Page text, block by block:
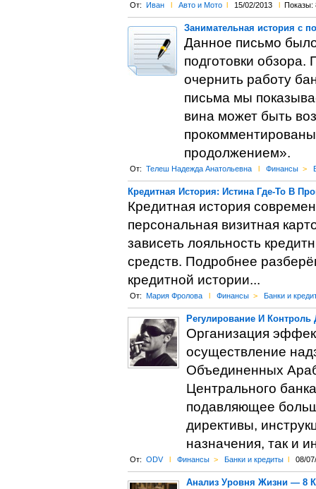
От: Иван l Авто и Мото l 15/02/2013 l Показы:
Занимательная история с
Данное письмо
подготовки
очернить работу
письма мы
вина может быть
продолжением».
От: Телеш Надежда Анатольевна l Финансы >
Кредитная История: Истина Где-То В
Кредитная история
персональная визитная
зависеть лояльность
средств. Подробнее
кредитной истории...
От: Мария Фролова l Финансы > Банки и
Регулирование И
Организация
осуществление
Объединенных
Центрального
подавляющее
директивы,
назначения, так и
От: ODV l Финансы > Банки и кредиты l 08/
Анализ Уровня Жизни — 8